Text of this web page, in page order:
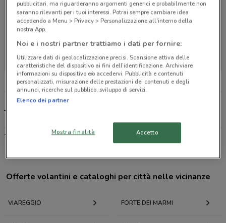
Non ci sono negozi nelle vicinanze
TIMvision, offerte e negozi
-
Offerte volantini e cataloghi per città nelle vicinanze
VIAREGGIO FORTE DEI MARMI
pubblicitari, ma riguarderanno argomenti generici e probabilmente non
saranno rilevanti per i tuoi interessi. Potrai sempre cambiare idea
accedendo a Menu > Privacy > Personalizzazione all'interno della
nostra App.
Noi e i nostri partner trattiamo i dati per fornire:
Utilizzare dati di geolocalizzazione precisi. Scansione attiva delle
caratteristiche del dispositivo ai fini dell’identificazione. Archiviare
informazioni su dispositivo e/o accedervi. Pubblicità e contenuti
personalizzati, misurazione delle prestazioni dei contenuti e degli
annunci, ricerche sul pubblico, sviluppo di servizi.
Elenco dei partner
Mostra finalità Accetto